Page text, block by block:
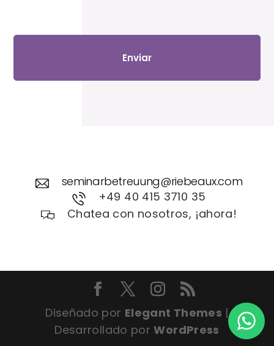
-
n
Enviar
seminarbetreuung@riebeaux.com
+49 40 415 3710 35
Chatea con nosotros, ¡ahora!
Diseñado por Elegant Themes |
Desarrollado porWordPress